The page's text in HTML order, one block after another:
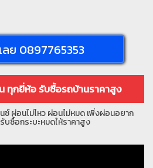
ลย 0897765353
ทุกยี่ห้อ รับซื้อรถบ้านราคาสูง
ซ์ ผ่อนไม่ไหว ผ่อนไม่หมด เพิ่งผ่อนอยาก
บซื้อกระบะหมดให้ราคาสูง